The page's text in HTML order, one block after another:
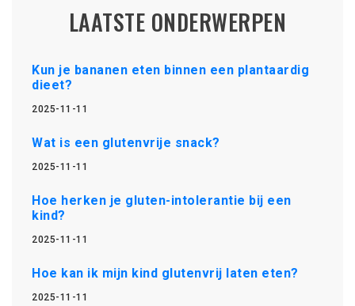
LAATSTE ONDERWERPEN
Kun je bananen eten binnen een plantaardig
dieet?
2025-11-11
Wat is een glutenvrije snack?
2025-11-11
Hoe herken je gluten-intolerantie bij een
kind?
2025-11-11
Hoe kan ik mijn kind glutenvrij laten eten?
2025-11-11